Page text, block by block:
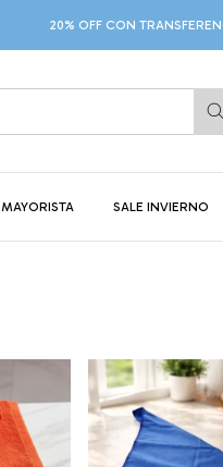
20% OFF CON TRANSFERENCIA
MAYORISTA SALE INVIERNO